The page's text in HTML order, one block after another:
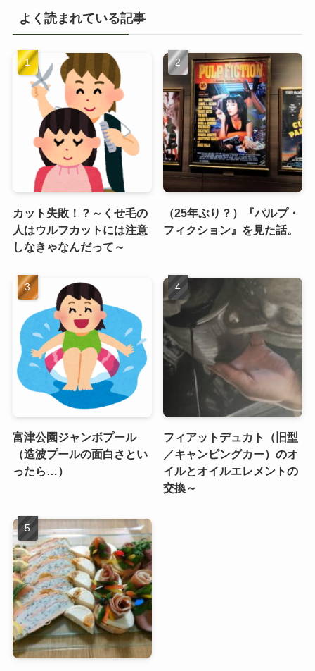
よく読まれている記事
カット失敗！？～くせ毛の
人はウルフカットには注意
しなきゃなんだって～
（25年ぶり？）『パルプ・
フィクション』を見た話。
富津公園ジャンボプール
（造波プールの面白さとい
ったら…）
フィアットデュカト（旧型
／キャンピングカー）のオ
イルとオイルエレメントの
交換～